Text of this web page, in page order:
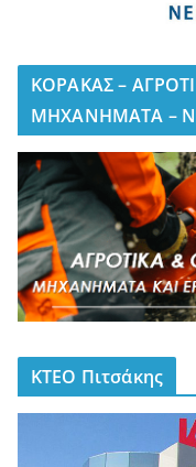
ΚΟΡΑΚΑΣ –
ΜΗΧΑΝΗΜΑΤΑ –
ΚΤΕΟ Πιτσάκης